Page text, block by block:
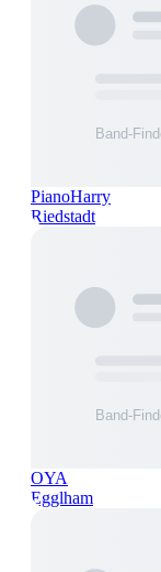
PianoHarry
Riedstadt
OYA
Egglham